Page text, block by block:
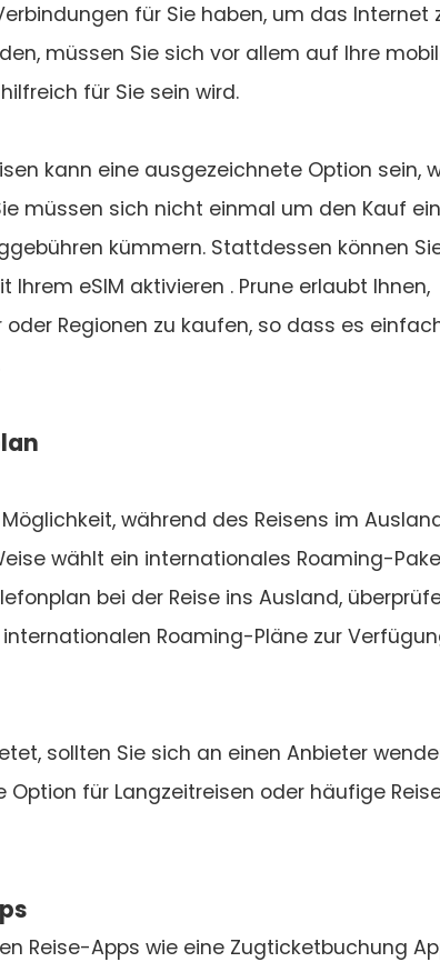
für Sie haben, um das Internet
müssen Sie sich vor allem auf Ihre
für Sie sein wird.
kann eine ausgezeichnete Option sein,
müssen sich nicht einmal um den Kauf
kümmern. Stattdessen können
eSIM aktivieren . Prune erlaubt Ihnen,
Regionen zu kaufen, so dass es
während des Reisens im
wählt ein internationales Roaming-
bei der Reise ins Ausland,
Roaming-Pläne zur
sollten Sie sich an einen Anbieter
für Langzeitreisen oder häufige
Reise-Apps wie eine Zugticketbuchung